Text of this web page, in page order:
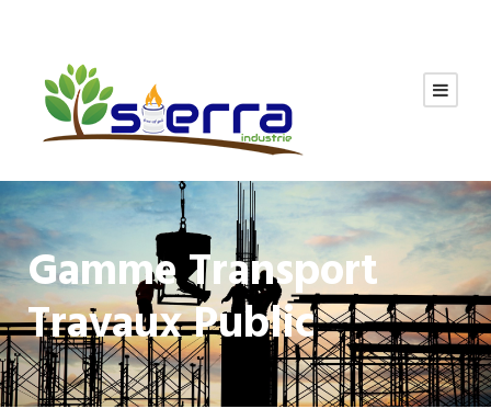
Gamme Transport
Travaux Public